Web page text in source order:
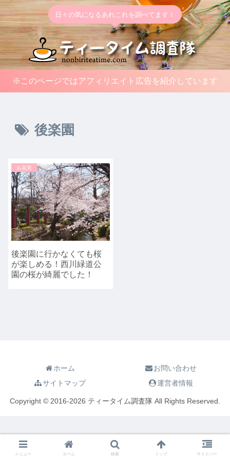
日々の気になるあれこれを調べてます！
※このページではアフィリエイト広告を紹介しています
後楽園
お花見
後楽園に行かなくても桜
が楽しめる！西川緑道公
園の桜が綺麗でした！
ホーム
お問い合わせ
サイトマップ
運営者情報
Copyright © 2016-2026 ティータイム調査隊 All Rights Reserved.
メニュー ホーム 検索 トップ サイドバー